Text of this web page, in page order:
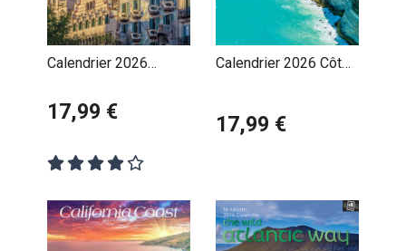
Calendrier 2026
17,99 €
Calendrier 2026 Côte
17,99 €